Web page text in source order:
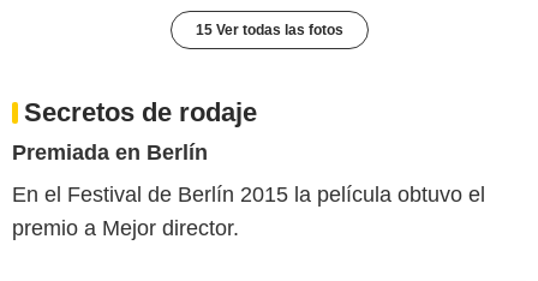
15 Ver todas las fotos
Secretos de rodaje
Premiada en Berlín
En el Festival de Berlín 2015 la película obtuvo el
premio a Mejor director.